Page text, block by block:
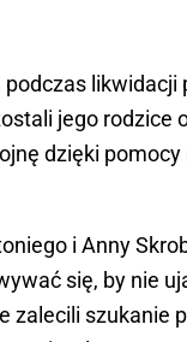
podczas
jego rodzice
dzięki
i Anny
się, by nie
zalecili szukanie